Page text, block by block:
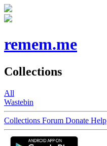
remem.me
Collections
All
Wastebin
Collections Forum Donate Help